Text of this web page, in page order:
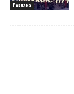
Реклама